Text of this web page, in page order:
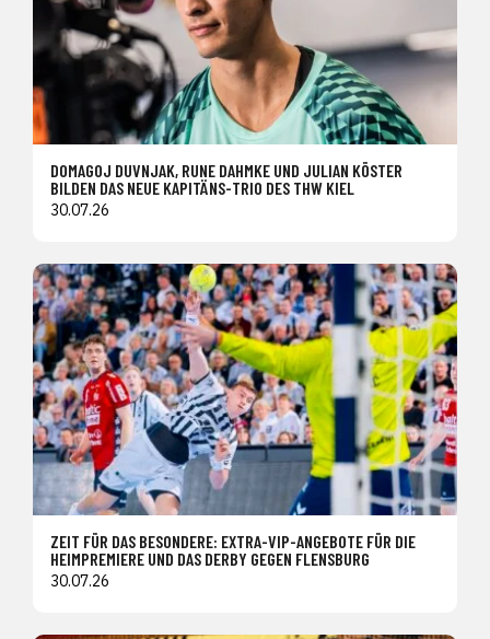
DOMAGOJ DUVNJAK, RUNE DAHMKE UND JULIAN KÖSTER
BILDEN DAS NEUE KAPITÄNS-TRIO DES THW KIEL
30.07.26
ZEIT FÜR DAS BESONDERE: EXTRA-VIP-ANGEBOTE FÜR DIE
HEIMPREMIERE UND DAS DERBY GEGEN FLENSBURG
30.07.26